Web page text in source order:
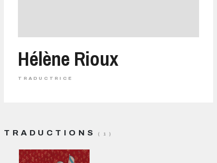
Hélène Rioux
TRADUCTRICE
TRADUCTIONS ( 1 )